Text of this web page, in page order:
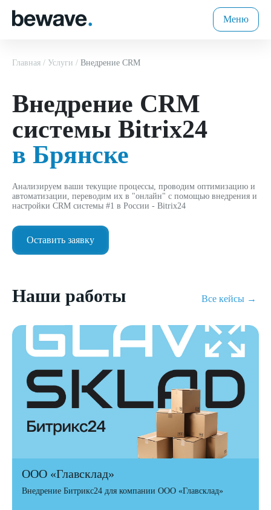
Меню
Главная Услуги Внедрение CRM
Внедрение CRM
системы Bitrix24
в Брянске
Анализируем ваши текущие процессы, проводим оптимизацию и
автоматизации, переводим их в "онлайн" с помощью внедрения и
настройки CRM системы #1 в России - Bitrix24
Оставить заявку
Наши работы Все кейсы →
ООО «Главсклад»
Внедрение Битрикс24 для компании ООО «Главсклад»